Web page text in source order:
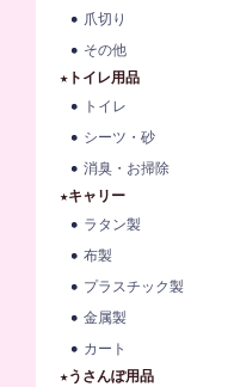
爪切り
その他
★トイレ用品
トイレ
シーツ・砂
消臭・お掃除
★キャリー
ラタン製
布製
プラスチック製
金属製
カート
★うさんぽ用品